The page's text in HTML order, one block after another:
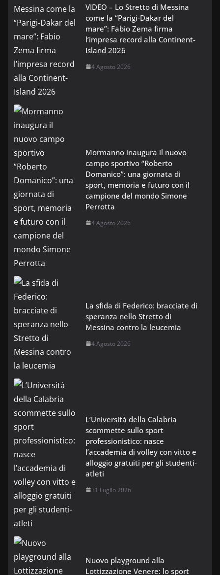
VIDEO – Lo Stretto di Messina
come la “Parigi-Dakar del
mare”: Fabio Zema firma
l’impresa record alla Continent-
Island 2026
4 Agosto 2026
Mormanno inaugura il nuovo
campo sportivo “Roberto
Domanico”: una giornata di
sport, memoria e futuro con il
campione del mondo Simone
Perrotta
4 Agosto 2026
La sfida di Federico: bracciate di
speranza nello Stretto di
Messina contro la leucemia
4 Agosto 2026
L’Università della Calabria
scommette sullo sport
professionistico: nasce
l’accademia di volley con vitto e
alloggio gratuiti per gli studenti-
atleti
31 Luglio 2026
Nuovo playground alla
Lottizzazione Venere: lo sport